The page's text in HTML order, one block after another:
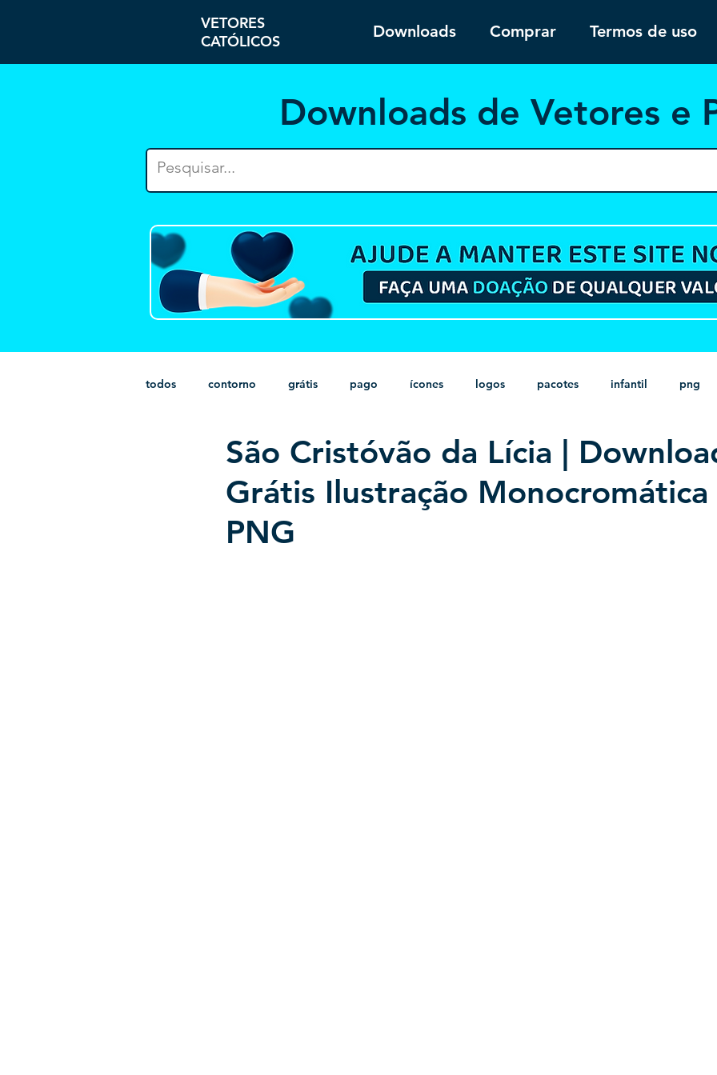
VETORES
CATÓLICOS
Downloads Comprar Termos de uso
Downloads de Vetores e
todos contorno grátis pago ícones logos pacotes infantil png
monocromático vetor estampas sem fundo HD minimalista psd
São Cristóvão da Lícia |
Grátis Ilustração Monocromática
PNG